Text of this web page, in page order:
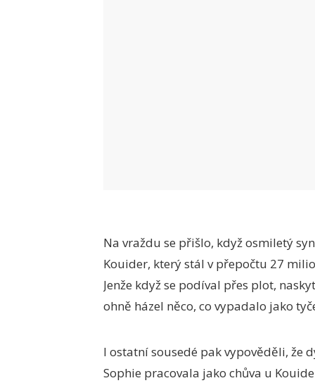
Na vraždu se přišlo, když osmiletý
Kouider, který stál v přepočtu 27
Jenže když se podíval přes plot,
ohně házel něco, co vypadalo jako
I ostatní sousedé pak vypověděli, že
Sophie pracovala jako chůva u